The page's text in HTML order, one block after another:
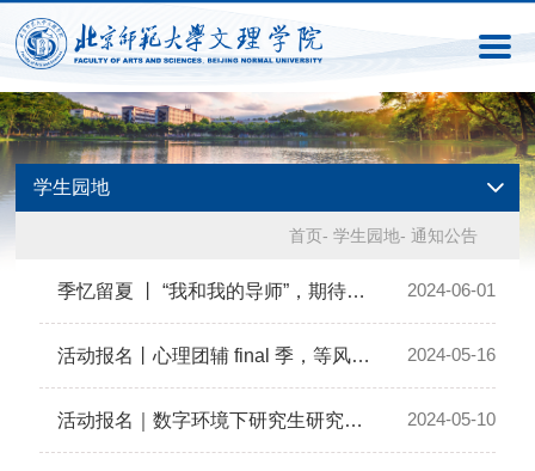
学生园地
首页- 学生园地- 通知公告
2024-06-01
季忆留夏 丨 “我和我的导师”，期待你的故事
2024-05-16
活动报名丨心理团辅 final 季，等风也等你~
2024-05-10
活动报名｜数字环境下研究生研究技能培训专题系列一